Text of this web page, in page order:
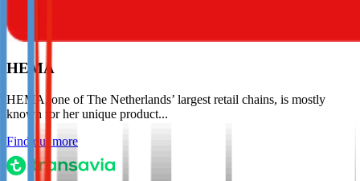
HEMA
HEMA, one of The Netherlands’ largest retail chains, is mostly
known for her unique product...
Find out more